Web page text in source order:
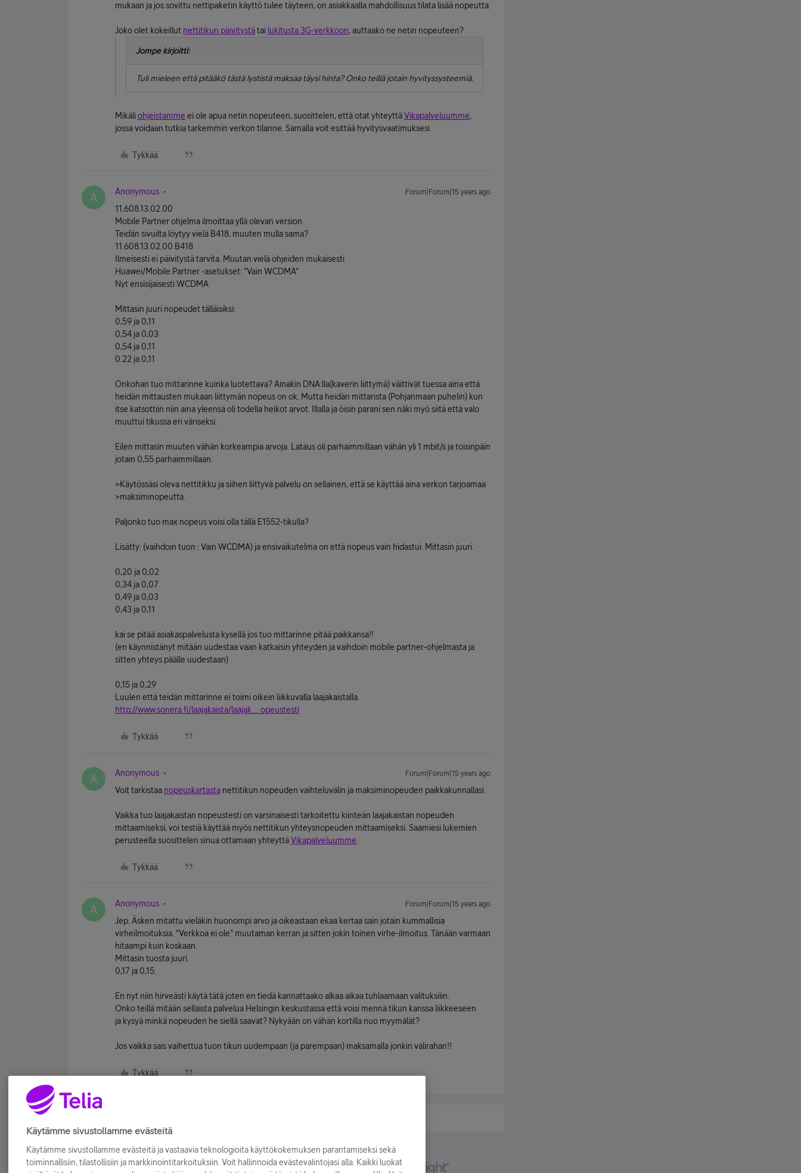
mukaan ja jos sovittu nettipaketin käyttö tulee täyteen, on asiakkaalla mahdollisuus tilata lisää nopeutta.
Joko olet kokeillut nettitikun päivitystätai lukitusta 3G-verkkoon, auttaako ne netin nopeuteen?
Jompe kirjoitti:
Tuli mieleen että pitääkö tästä lystistä maksaa täysi hinta? Onko teillä jotain hyvityssysteemiä.
Mikäliohjeistamme ei ole apua netin nopeuteen, suosittelen, että otat yhteyttäVikapalveluumme,
jossa voidaan tutkia tarkemmin verkon tilanne. Samalla voit esittää hyvitysvaatimuksesi.
Tykkää
A Anonymous Forum|Forum|15 years ago
11.608.13.02.00
Mobile Partner ohjelma ilmoittaa yllä olevan version
Teidän sivuilta löytyy vielä B418, muuten mulla sama?
11.608.13.02.00.B418
Ilmeisesti ei päivitystä tarvita. Muutan vielä ohjeiden mukaisesti
Huawei/Mobile Partner -asetukset: "Vain WCDMA"
Nyt ensisijaisesti WCDMA
Mittasin juuri nopeudet tälläisiksi:
0,59 ja 0,11
0,54 ja 0,03
0,54 ja 0,11
0.22 ja 0,11
Onkohan tuo mittarinne kuinka luotettava? Ainakin DNA:lla(kaverin liittymä) väittivät tuessa aina että
heidän mittausten mukaan liittymän nopeus on ok. Mutta heidän mittarista (Pohjanmaan puhelin) kun
itse katsottiin niin aina yleensä oli todella heikot arvot. Illalla ja öisin parani sen näki myö siitä että valo
muuttui tikussa eri väriseksi.
Eilen mittasin muuten vähän korkeampia arvoja. Lataus oli parhaimmillaan vähän yli 1 mbit/s ja toisinpäin
jotain 0,55 parhaimmillaan.
>Käytössäsi oleva nettitikku ja siihen liittyvä palvelu on sellainen, että se käyttää aina verkon tarjoamaa
>maksiminopeutta.
Paljonko tuo max nopeus voisi olla tällä E1552-tikulla?
Lisätty: (vaihdoin tuon : Vain WCDMA) ja ensivaikutelma on että nopeus vain hidastui. Mittasin juuri.
0,20 ja 0,02
0,34 ja 0,07
0,49 ja 0,03
0,43 ja 0,11
kai se pitää asiakaspalvelusta kysellä jos tuo mittarinne pitää paikkansa!!
(en käynnistänyt mitään uudestaa vaan katkaisin yhteyden ja vaihdoin mobile partner-ohjelmasta ja
sitten yhteys päälle uudestaan)
0,15 ja 0,29
Luulen että teidän mittarinne ei toimi oikein liikkuvalla laajakaistalla.
http://www.sonera.fi/laajakaista/laajak ... opeustesti
Tykkää
A Anonymous Forum|Forum|15 years ago
Voit tarkistaa nopeuskartasta nettitikun nopeuden vaihteluvälin ja maksiminopeuden paikkakunnallasi.
Vaikka tuo laajakaistan nopeustesti on varsinaisesti tarkoitettu kiinteän laajakaistan nopeuden
mittaamiseksi, voi testiä käyttää myös nettitikun yhteysnopeuden mittaamiseksi. Saamiesi lukemien
perusteella suosittelen sinua ottamaan yhteyttäVikapalveluumme
Tykkää
A Anonymous Forum|Forum|15 years ago
Jep. Äsken mitattu vieläkin huonompi arvo ja oikeastaan ekaa kertaa sain jotain kummallisia
virheilmoituksia. "Verkkoa ei ole" muutaman kerran ja sitten jokin toinen virhe-ilmoitus. Tänään varmaan
hitaampi kuin koskaan.
Mittasin tuosta juuri.
0,17 ja 0,15.
En nyt niin hirveästi käytä tätä joten en tiedä kannattaako alkaa aikaa tuhlaamaan valituksiiin.
Onko teillä mitään sellaista palvelua Helsingin keskustassa että voisi mennä tikun kanssa liikkeeseen
ja kysyä minkä nopeuden he siellä saavat? Nykyään on vähän kortilla nuo myymälät?
Jos vaikka sais vaihettua tuon tikun uudempaan (ja parempaan) maksamalla jonkin välirahan!!
Tykkää
Käytämme sivustollamme evästeitä
Käytämme sivustollamme evästeitä ja vastaavia teknologioita käyttökokemuksen parantamiseksi sekä
toiminnallisiin, tilastollisiin ja markkinointitarkoituksiin. Voit hallinnoida evästevalintojasi alla. Kaikki luokat